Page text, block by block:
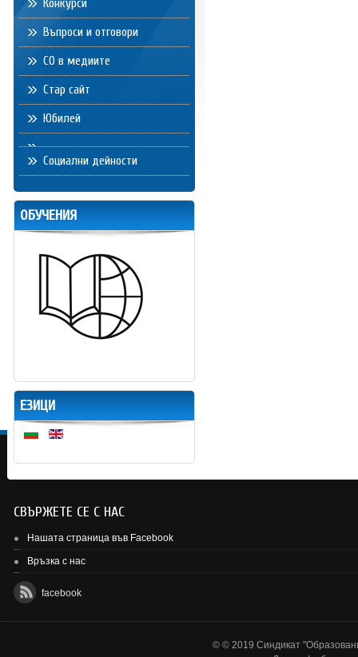
Конкурси
Въпроси и отговори
СО в медиите
Стар сайт
Юбилей
Социални дейности
ОБУЧЕНИЯ
ЕЗИЦИ
СВЪРЖЕТЕ СЕ С НАС
Нашата страница във Facebook
Връзка с нас
facebook
© © 2019 Синдикат